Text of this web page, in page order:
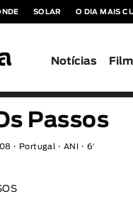
SOLAR O DIA MAIS
Notícias
Passos
Portugal ANI 6′